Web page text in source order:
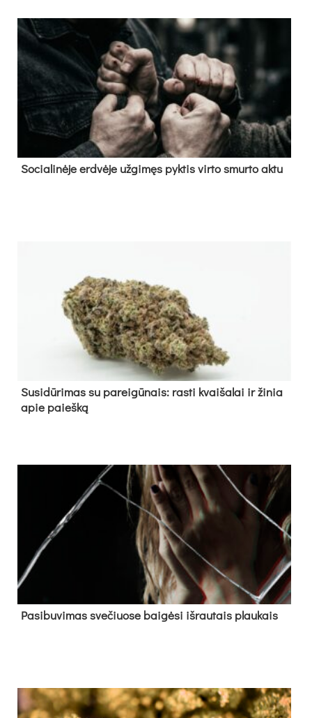
So­cia­li­nė­je erd­vė­je už­gi­męs pyk­tis vir­to smur­to ak­tu
Su­si­dū­ri­mas su pa­rei­gū­nais: ras­ti kvai­ša­lai ir ži­nia
apie paieš­ką
Pa­si­bu­vi­mas sve­čiuo­se bai­gė­si iš­rau­tais plau­kais